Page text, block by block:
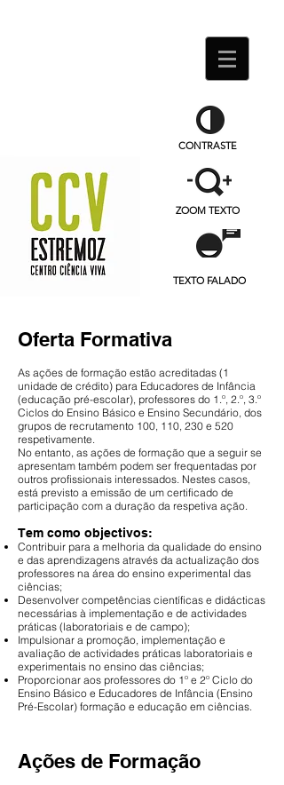
CONTRASTE
ZOOM TEXTO
TEXTO FALADO
Oferta Formativa
As ações de formação estão acreditadas (1
unidade de crédito) para Educadores de Infância
(educação pré-escolar), professores do 1.º, 2.º, 3.º
Ciclos do Ensino Básico e Ensino Secundário, dos
grupos de recrutamento 100, 110, 230 e 520
respetivamente.
No entanto, as ações de formação que a seguir se
apresentam também podem ser frequentadas por
outros profissionais interessados. Nestes casos,
está previsto a emissão de um certificado de
participação com a duração da respetiva ação.
Tem como objectivos:
Contribuir para a melhoria da qualidade do ensino
e das aprendizagens através da actualização dos
professores na área do ensino experimental das
ciências;
Desenvolver competências científicas e didácticas
necessárias à implementação e de actividades
práticas (laboratoriais e de campo);
Impulsionar a promoção, implementação e
avaliação de actividades práticas laboratoriais e
experimentais no ensino das ciências;
Proporcionar aos professores do 1º e 2º Ciclo do
Ensino Básico e Educadores de Infância (Ensino
Pré-Escolar) formação e educação em ciências.
Ações de Formação